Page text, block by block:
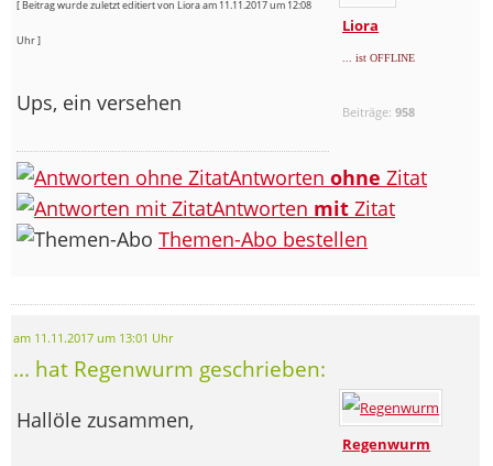
Liora
... ist OFFLINE
Beiträge:958
[ Beitrag wurde zuletzt editiert von Liora am 11.11.2017 um 12:08
Uhr ]
Ups, ein versehen
Antworten ohne Zitat
Antworten mit Zitat
Themen-Abo bestellen
am 11.11.2017 um 13:01 Uhr
... hat Regenwurm geschrieben:
Regenwurm
Hallöle zusammen,